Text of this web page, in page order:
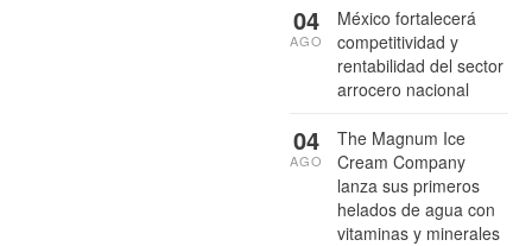
México fortalecerá
competitividad y
rentabilidad del sector
arrocero nacional
04
AGO
The Magnum Ice
Cream Company
lanza sus primeros
helados de agua con
vitaminas y minerales
04
AGO